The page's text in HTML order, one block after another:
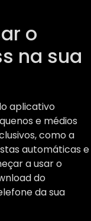
o
na sua
aplicativo
e médios
como a
automáticas e
a usar o
do
da sua